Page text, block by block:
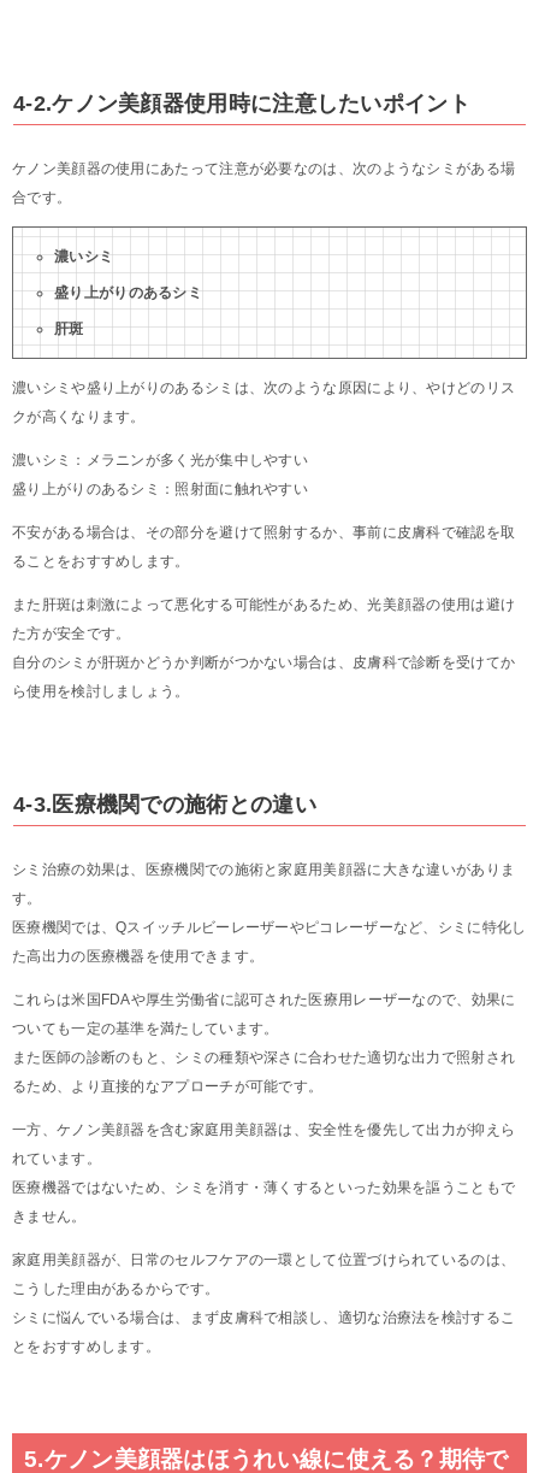
4-2.ケノン美顔器使用時に注意したいポイント
ケノン美顔器の使用にあたって注意が必要なのは、次のようなシミがある場
合です。
濃いシミ
盛り上がりのあるシミ
肝斑
濃いシミや盛り上がりのあるシミは、次のような原因により、やけどのリス
クが高くなります。
濃いシミ：メラニンが多く光が集中しやすい
盛り上がりのあるシミ：照射面に触れやすい
不安がある場合は、その部分を避けて照射するか、事前に皮膚科で確認を取
ることをおすすめします。
また肝斑は刺激によって悪化する可能性があるため、光美顔器の使用は避け
た方が安全です。
自分のシミが肝斑かどうか判断がつかない場合は、皮膚科で診断を受けてか
ら使用を検討しましょう。
4-3.医療機関での施術との違い
シミ治療の効果は、医療機関での施術と家庭用美顔器に大きな違いがありま
す。
医療機関では、Qスイッチルビーレーザーやピコレーザーなど、シミに特化し
た高出力の医療機器を使用できます。
これらは米国FDAや厚生労働省に認可された医療用レーザーなので、効果に
ついても一定の基準を満たしています。
また医師の診断のもと、シミの種類や深さに合わせた適切な出力で照射され
るため、より直接的なアプローチが可能です。
一方、ケノン美顔器を含む家庭用美顔器は、安全性を優先して出力が抑えら
れています。
医療機器ではないため、シミを消す・薄くするといった効果を謳うこともで
きません。
家庭用美顔器が、日常のセルフケアの一環として位置づけられているのは、
こうした理由があるからです。
シミに悩んでいる場合は、まず皮膚科で相談し、適切な治療法を検討するこ
とをおすすめします。
5.ケノン美顔器はほうれい線に使える？期待で